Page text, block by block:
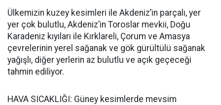
Ülkemizin kuzey kesimleri ile Akdeniz’in parçalı, yer
yer çok bulutlu, Akdeniz’in Toroslar mevkii, Doğu
Karadeniz kıyıları ile Kırklareli, Çorum ve Amasya
çevrelerinin yerel sağanak ve gök gürültülü sağanak
yağışlı, diğer yerlerin az bulutlu ve açık geçeceği
tahmin ediliyor.
HAVA SICAKLIĞI: Güney kesimlerde mevsim